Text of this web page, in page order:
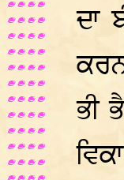
ਦਾ
ਭੀ